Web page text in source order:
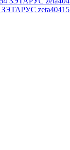
ЗЭТАРУС zeta40415